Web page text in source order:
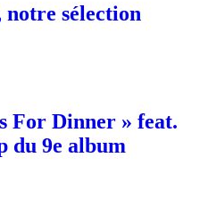
notre sélection
For Dinner » feat.
du 9e album